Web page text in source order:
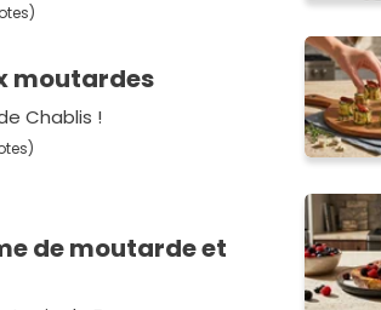
moutardes
Chablis !
de moutarde et